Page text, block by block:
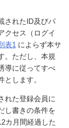
されたID及びパ
クセス（ログイ
表1 によらず本サ
。ただし、本規
導に従ってすべ
します。
れた登録会員に
し書きの条件を
カ月間経過した